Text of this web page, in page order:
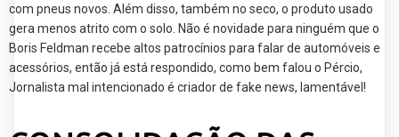
com pneus novos. Além disso, também no seco, o produto usado
gera menos atrito com o solo. Não é novidade para ninguém que o
Boris Feldman recebe altos patrocínios para falar de automóveis e
acessórios, então já está respondido, como bem falou o Pércio,
Jornalista mal intencionado é criador de fake news, lamentável!